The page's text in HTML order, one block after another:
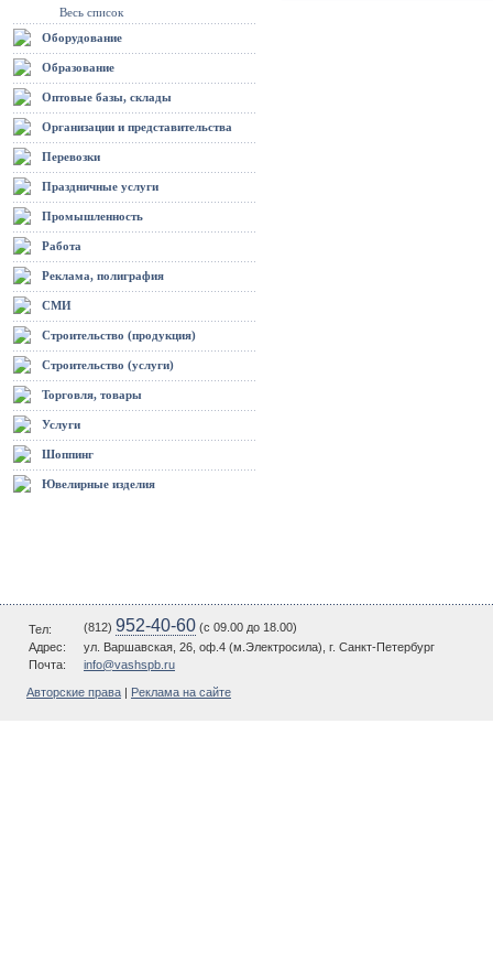
Весь список
Оборудование
Образование
Оптовые базы, склады
Организации и представительства
Перевозки
Праздничные услуги
Промышленность
Работа
Реклама, полиграфия
СМИ
Строительство (продукция)
Строительство (услуги)
Торговля, товары
Услуги
Шоппинг
Ювелирные изделия
Тел: (812) 952-40-60 (c 09.00 до 18.00)
Адрес:
ул. Варшавская, 26, оф.4 (м.Электросила), г. Санкт-Петербург
Почта:
info@vashspb.ru
Авторские права Реклама на сайте